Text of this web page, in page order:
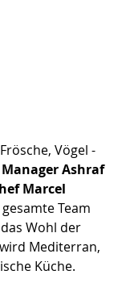
Vögel -
Manager Ashraf
Marcel
Team
Wohl der
Mediterran,
Küche.